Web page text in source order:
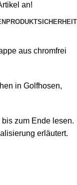
an!
PRODUKTSICHERHEIT
aus chromfrei
in Golfhosen,
zum Ende lesen.
erläutert.